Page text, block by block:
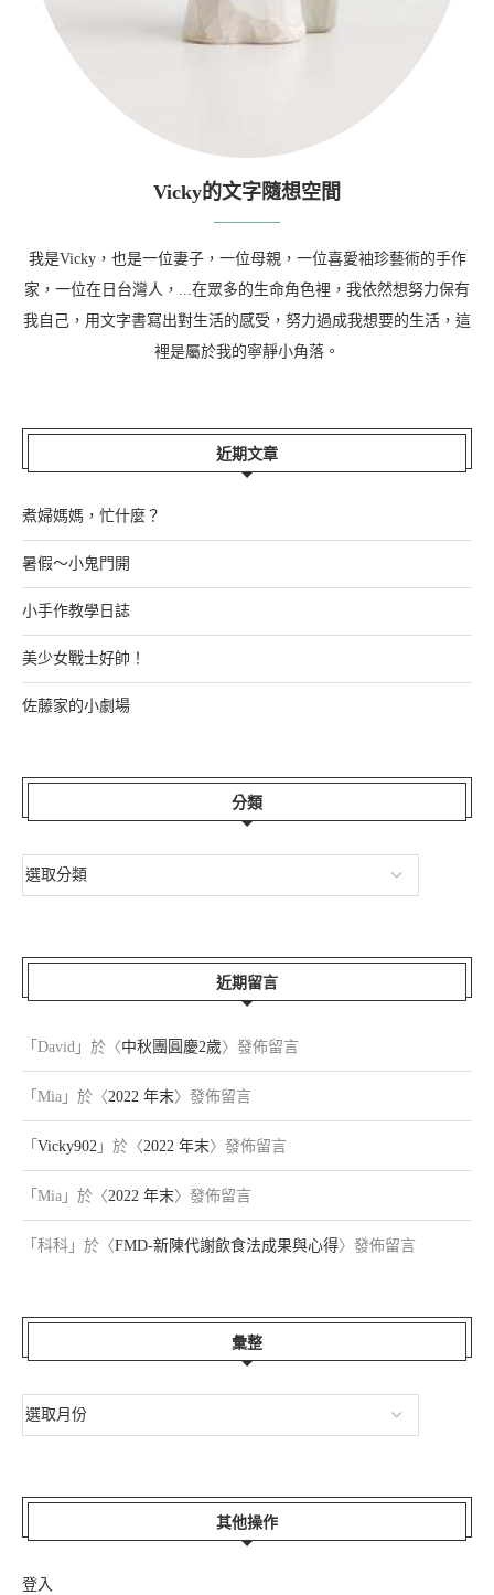
Vicky的文字隨想空間
我是Vicky，也是一位妻子，一位母親，一位喜愛袖珍藝術的手作
家，一位在日台灣人，...在眾多的生命角色裡，我依然想努力保有
我自己，用文字書寫出對生活的感受，努力過成我想要的生活，這
裡是屬於我的寧靜小角落。
近期文章
煮婦媽媽，忙什麼？
暑假～小鬼門開
小手作教學日誌
美少女戰士好帥！
佐藤家的小劇場
分類
近期留言
「 David 」於〈中秋團圓慶2歲〉發佈留言
「 Mia 」於〈2022 年末〉發佈留言
「 Vicky902 」於〈2022 年末〉發佈留言
「 Mia 」於〈2022 年末〉發佈留言
「 科科 」於〈FMD-新陳代謝飲食法成果與心得〉發佈留言
彙整
其他操作
登入